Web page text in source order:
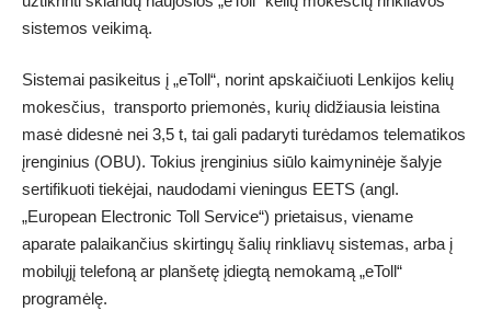
sistemos veikimą.
Sistemai pasikeitus į „eToll“, norint apskaičiuoti Lenkijos kelių
mokesčius, transporto priemonės, kurių didžiausia leistina
masė didesnė nei 3,5 t, tai gali padaryti turėdamos telematikos
įrenginius (OBU). Tokius įrenginius siūlo kaimyninėje šalyje
sertifikuoti tiekėjai, naudodami vieningus EETS (angl.
„European Electronic Toll Service“) prietaisus, viename
aparate palaikančius skirtingų šalių rinkliavų sistemas, arba į
mobilųjį telefoną ar planšetę įdiegtą nemokamą „eToll“
programėlę.